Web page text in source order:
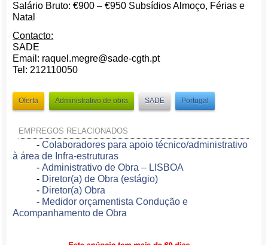
Salário Bruto: €900 – €950 Subsídios Almoço, Férias e
Natal
Contacto:
SADE
Email: raquel.megre@sade-cgth.pt
Tel: 212110050
Oferta Administrativo de obra SADE Portugal
EMPREGOS RELACIONADOS
-Colaboradores para apoio técnico/administrativo
à área de Infra-estruturas
-Administrativo de Obra – LISBOA
- Diretor(a) de Obra (estágio)
- Diretor(a) Obra
- Medidor orçamentista Condução e
Acompanhamento de Obra